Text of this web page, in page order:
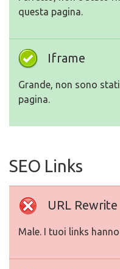
questa pagina.
Iframe
Grande, non sono
pagina.
SEO Links
URL Rewrite
Male. I tuoi links